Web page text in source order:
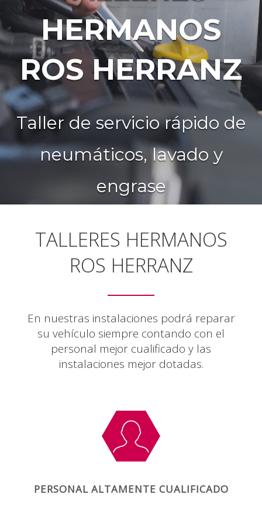
Utilizamos los mejores
recambios originales en
cada una de nuestras
reparaciones
TALLERES HERMANOS
ROS HERRANZ
En nuestras instalaciones podrá reparar
su vehículo siempre contando con el
personal mejor cualificado y las
instalaciones mejor dotadas.
PERSONAL ALTAMENTE CUALIFICADO